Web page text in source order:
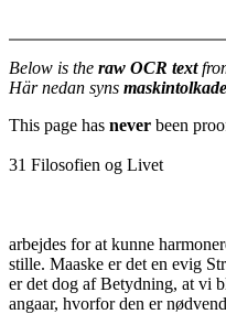
Below is the raw OCR text
Här nedan syns
This page has never been
31 Filosofien og Livet
arbejdes for at kunne
stille. Maaske er det en evig
er det dog af Betydning, at vi
angaar, hvorfor den er